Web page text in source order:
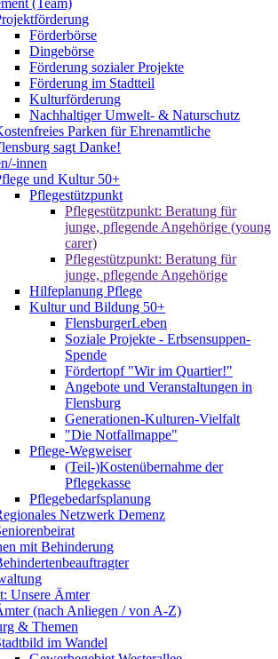
(Team)
Förderbörse
Dingebörse
Förderung sozialer Projekte
Förderung im Stadtteil
Kulturförderung
Nachhaltiger Umwelt- & Naturschutz
Parken für Ehrenamtliche
sagt Danke!
innen
und Kultur 50+
Pflegestützpunkt
Pflegestützpunkt: Beratung für
junge, pflegende Angehörige (young
carer)
Pflegestützpunkt: Beratung für
junge, pflegende Angehörige
Hilfeplanung Pflege
Kultur und Bildung 50+
FlensburgerLeben
Soziale Projekte - Erbsensuppen-
Spende
Fördertopf "Wir im Quartier!"
Angebote und Veranstaltungen in
Flensburg
Generationen-Kulturen-Vielfalt
"Die Notfallmappe"
Pflege-Wegweiser
(Teil-)Kostenübernahme der
Pflegekasse
Pflegebedarfsplanung
Netzwerk Demenz
mit Behinderung
Unsere Ämter
(nach Anliegen / von A-Z)
& Themen
im Wandel